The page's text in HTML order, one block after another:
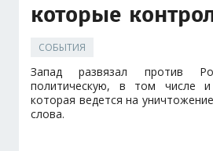
которые
СОБЫТИЯ
Запад развязал против
политическую, в том числе и
которая ведется на
слова.